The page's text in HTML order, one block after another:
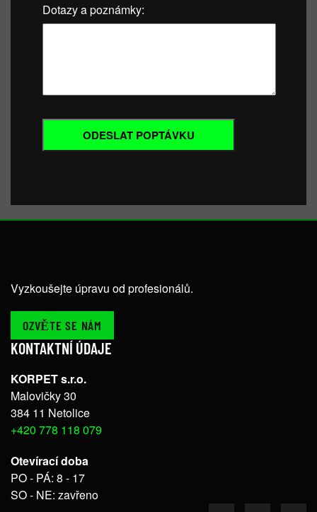
Dotazy a poznámky:
Vyzkoušejte úpravu od profesionálů.
OZVĚTE SE NÁM
KONTAKTNÍ ÚDAJE
KORPET s.r.o.
Malovičky 30
384 11 Netolice
+420 778 118 079
Otevírací doba
PO - PÁ: 8 - 17
SO - NE: zavřeno